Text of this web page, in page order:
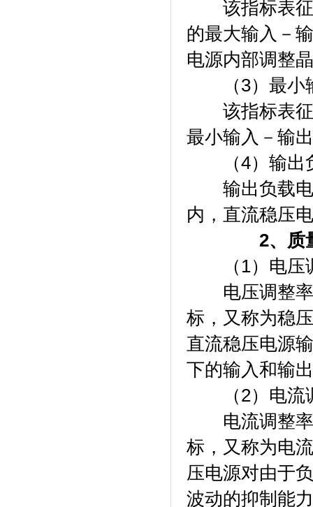
该指标表征
的最大输入－
电源内部调整
（3）最小
该指标表征
最小输入－输
（4）输出
输出负载电
内，直流稳压
2、质
（1）电压
电压调整率
标，又称为稳
直流稳压电源
下的输入和输
（2）电流
电流调整率
标，又称为电
压电源对由于
波动的抑制能